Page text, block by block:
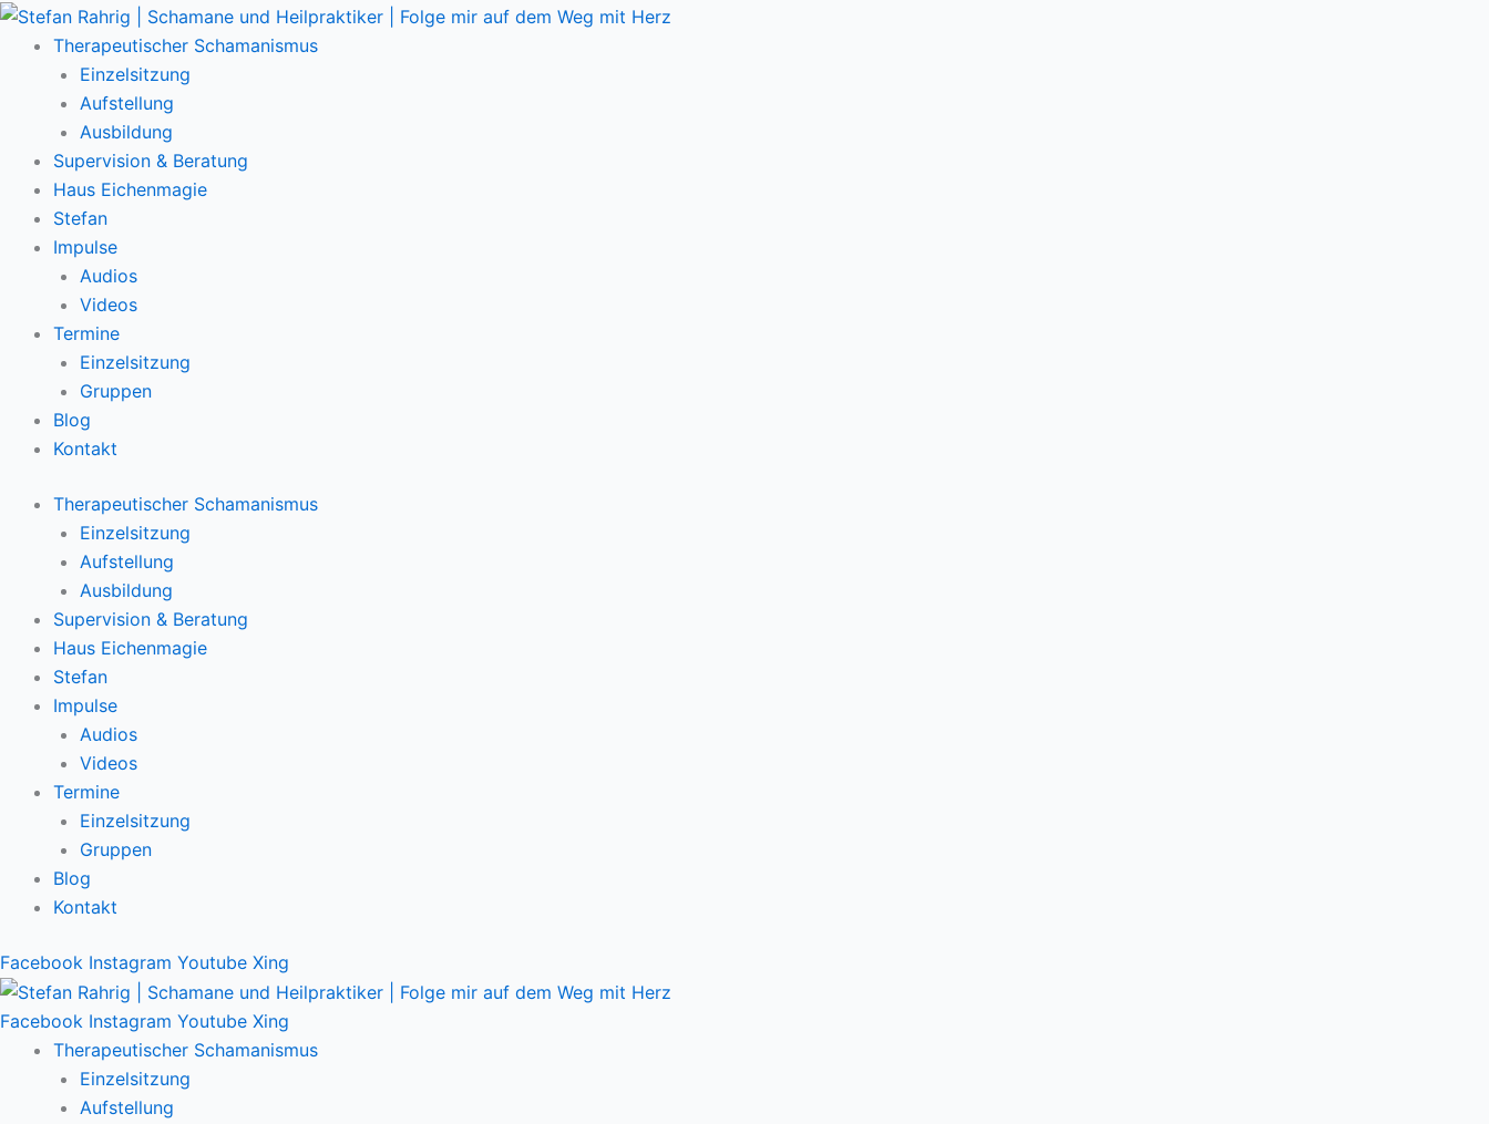
Zum
Inhalt
springen
Therapeutischer Schamanismus
Einzelsitzung
Aufstellung
Ausbildung
Supervision & Beratung
Haus Eichenmagie
Stefan
Impulse
Audios
Videos
Termine
Einzelsitzung
Gruppen
Blog
Kontakt
Therapeutischer Schamanismus
Einzelsitzung
Aufstellung
Ausbildung
Supervision & Beratung
Haus Eichenmagie
Stefan
Impulse
Audios
Videos
Termine
Einzelsitzung
Gruppen
Blog
Kontakt
Facebook Instagram Youtube Xing
Facebook Instagram Youtube Xing
Therapeutischer Schamanismus
Einzelsitzung
Aufstellung
Main
Menu